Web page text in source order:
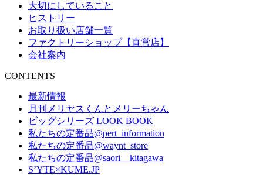
大切にしていること
ヒストリー
お取り扱い店舗一覧
ファクトリーショップ【直営店】
会社案内
CONTENTS
最新情報
月刊メリヤスくんとメリーちゃん
ビッグシリーズ LOOK BOOK
私たちの定番品@pert_information
私たちの定番品@waynt_store
私たちの定番品@saori__kitagawa
S’YTE×KUME.JP